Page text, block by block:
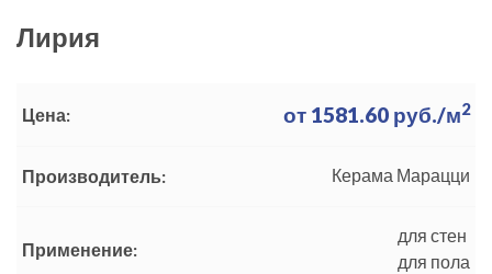
Лирия
Цена: от 1581.60 руб./м2
Производитель: Керама Марацци
Применение:
для стен
для пола